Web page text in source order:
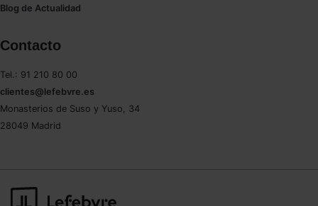
Blog de Actualidad
Contacto
Tel.: 91 210 80 00
clientes@lefebvre.es
Monasterios de Suso y Yuso, 34
28049 Madrid